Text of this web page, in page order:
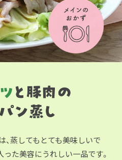
蒸してもとても美味しいで
た美容にうれしい一品です。